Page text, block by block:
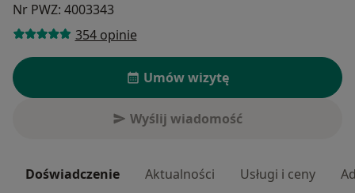
Nr PWZ: 4003343
354 opinie
Umów wizytę
Wyślij wiadomość
Doświadczenie Aktualności Usługi i ceny